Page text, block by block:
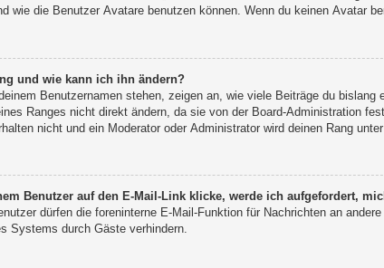
wie die Benutzer Avatare benutzen können. Wenn du keinen Avatar
und wie kann ich ihn ändern?
Benutzernamen stehen, zeigen an, wie viele Beiträge du
Ranges nicht direkt ändern, da sie von der Board-Administration
nicht und ein Moderator oder Administrator wird deinen Rang
Benutzer auf den E-Mail-Link klicke, werde ich aufgefordert,
dürfen die foreninterne E-Mail-Funktion für Nachrichten an
Systems durch Gäste verhindern.